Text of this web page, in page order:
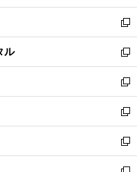
開
く
ウ
で
開
く
ン
ド
ウ
で
開
く
ウ
ィ
ン
ド
ウ
で
開
く
新
し
い
ウ
ィ
ン
ド
ウ
で
開
ル
新
し
い
ウ
ィ
ン
ド
ウ
新
し
い
ウ
ィ
ン
新
し
い
ウ
新
し